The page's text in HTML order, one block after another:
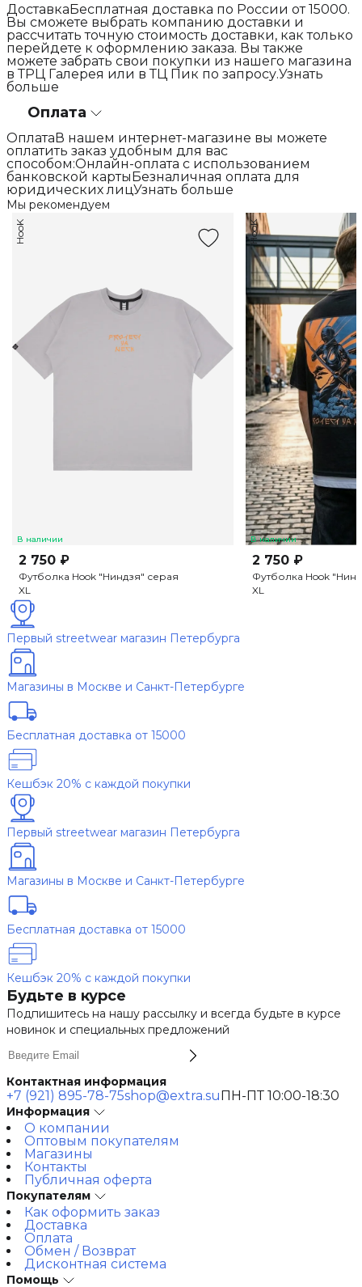
ДоставкаБесплатная доставка по России от 15000.
Вы сможете выбрать компанию доставки и
рассчитать точную стоимость доставки, как только
перейдете к оформлению заказа. Вы также
можете забрать свои покупки из нашего магазина
в ТРЦ Галерея или в ТЦ Пик по запросу.Узнать
больше
Оплата
ОплатаВ нашем интернет-магазине вы можете
оплатить заказ удобным для вас
способом:Онлайн-оплата с использованием
банковской картыБезналичная оплата для
юридических лицУзнать больше
Мы рекомендуем
В наличии
HooK
2 750 ₽
Футболка Hook "Ниндзя" серая
XL
В наличии
HooK
2 750 ₽
Футболка Hook
XL
Первый streetwear магазин Петербурга
Магазины в Москве и Санкт-Петербурге
Бесплатная доставка от 15000
Кешбэк 20% с каждой покупки
Первый streetwear магазин Петербурга
Магазины в Москве и Санкт-Петербурге
Бесплатная доставка от 15000
Кешбэк 20% с каждой покупки
Будьте в курсе
Подпишитесь на нашу рассылку и всегда будьте в курсе
новинок и специальных предложений
Контактная информация
+7 (921) 895-78-75shop@extra.suПН-ПТ 10:00-18:30
Информация
О компании
Оптовым покупателям
Магазины
Контакты
Публичная оферта
Покупателям
Как оформить заказ
Доставка
Оплата
Обмен / Возврат
Дисконтная система
Помощь